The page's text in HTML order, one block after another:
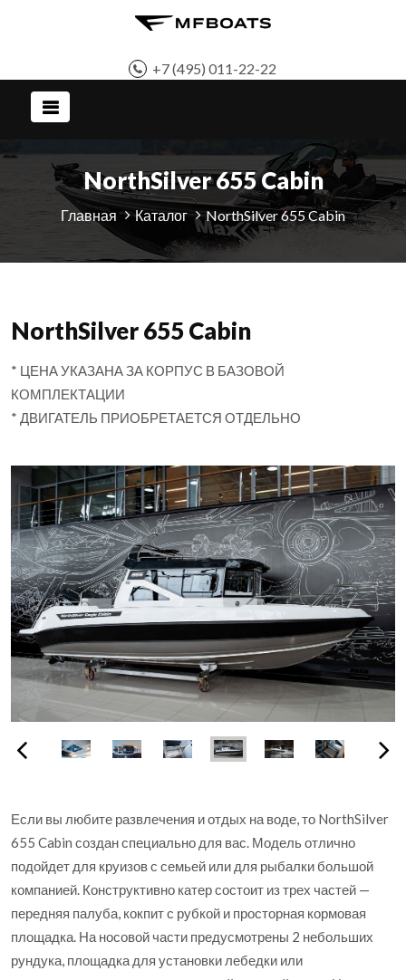
+7 (495) 011-22-22
NorthSilver 655 Cabin
Главная Каталог NorthSilver 655 Cabin
NorthSilver 655 Cabin
* ЦЕНА УКАЗАНА ЗА КОРПУС В БАЗОВОЙ
КОМПЛЕКТАЦИИ
* ДВИГАТЕЛЬ ПРИОБРЕТАЕТСЯ ОТДЕЛЬНО
Если вы любите развлечения и отдых на воде, то NorthSilver
655 Cabin создан специально для вас. Модель отлично
подойдет для круизов с семьей или для рыбалки большой
компанией. Конструктивно катер состоит из трех частей —
передняя палуба, кокпит с рубкой и просторная кормовая
площадка. На носовой части предусмотрены 2 небольших
рундука, площадка для установки лебедки или